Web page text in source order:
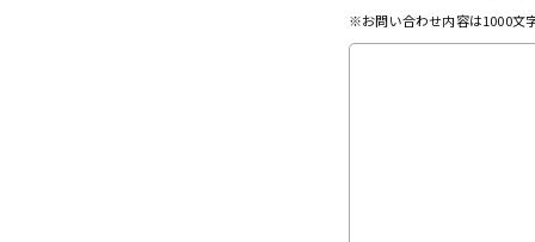
※お問い合わせ内容は1000文